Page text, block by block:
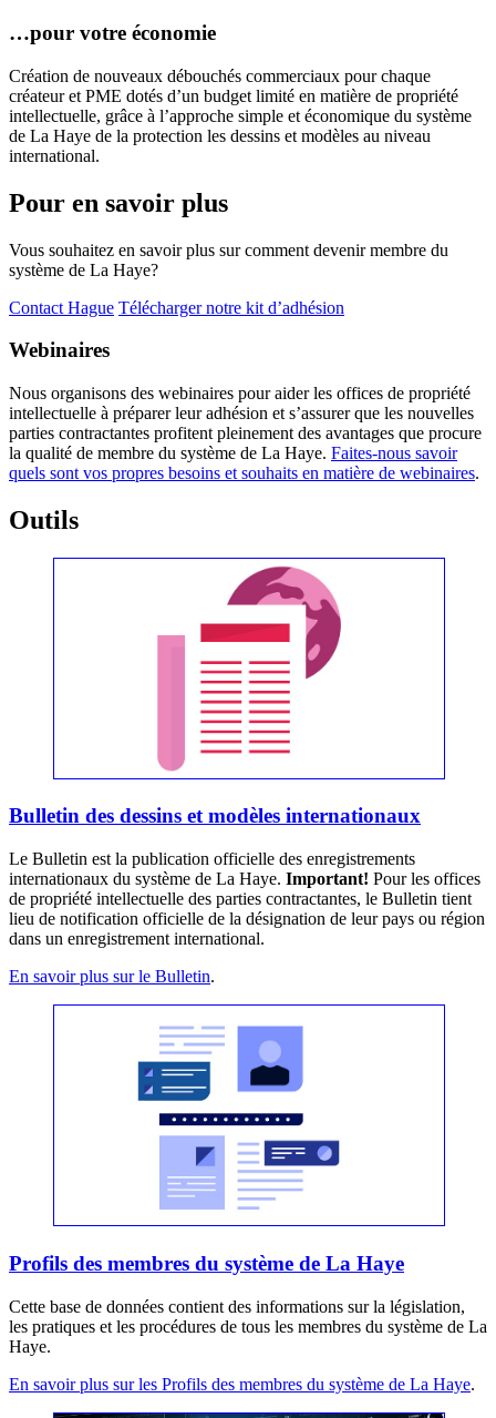
…pour votre économie
Création de nouveaux débouchés commerciaux pour chaque
créateur et PME dotés d’un budget limité en matière de propriété
intellectuelle, grâce à l’approche simple et économique du système
de La Haye de la protection les dessins et modèles au niveau
international.
Pour en savoir plus
Vous souhaitez en savoir plus sur comment devenir membre du
système de La Haye?
Contact Hague Télécharger notre kit d’adhésion
Webinaires
Nous organisons des webinaires pour aider les offices de propriété
intellectuelle à préparer leur adhésion et s’assurer que les nouvelles
parties contractantes profitent pleinement des avantages que procure
la qualité de membre du système de La Haye. Faites-nous savoir
quels sont vos propres besoins et souhaits en matière de webinaires.
Outils
Bulletin des dessins et modèles internationaux
Le Bulletin est la publication officielle des enregistrements
internationaux du système de La Haye. Important! Pour les offices
de propriété intellectuelle des parties contractantes, le Bulletin tient
lieu de notification officielle de la désignation de leur pays ou région
dans un enregistrement international.
En savoir plus sur le Bulletin.
Profils des membres du système de La Haye
Cette base de données contient des informations sur la législation,
les pratiques et les procédures de tous les membres du système de La
Haye.
En savoir plus sur les Profils des membres du système de La Haye.